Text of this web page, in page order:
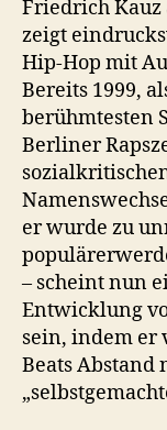
Friedrich Kauz
zeigt
Hip-Hop mit
Bereits 1999,
berühmtesten
Berliner
er wurde zu
– scheint nun
Entwicklung
sein, indem er
Beats Abstand